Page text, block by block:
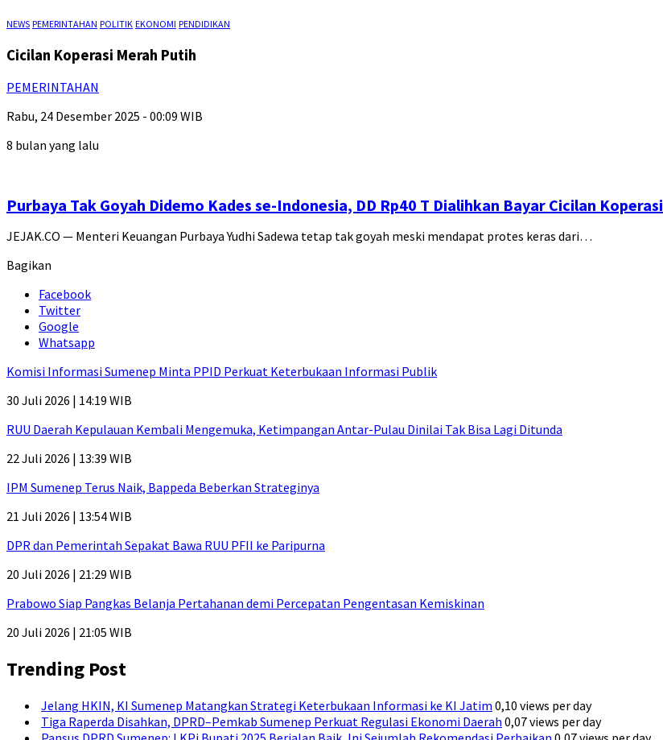
NEWS PEMERINTAHAN POLITIK EKONOMI PENDIDIKAN
Cicilan Koperasi Merah Putih
PEMERINTAHAN
Rabu, 24 Desember 2025 - 00:09 WIB
8 bulan yang lalu
Purbaya Tak Goyah Didemo Kades se-Indonesia, DD Rp40 T Dialihkan Bayar Cicilan Koperasi
JEJAK.CO — Menteri Keuangan Purbaya Yudhi Sadewa tetap tak goyah meski mendapat protes keras dari…
Bagikan
Facebook
Twitter
Google
Whatsapp
Komisi Informasi Sumenep Minta PPID Perkuat Keterbukaan Informasi Publik
30 Juli 2026 | 14:19 WIB
RUU Daerah Kepulauan Kembali Mengemuka, Ketimpangan Antar-Pulau Dinilai Tak Bisa Lagi Ditunda
22 Juli 2026 | 13:39 WIB
IPM Sumenep Terus Naik, Bappeda Beberkan Strateginya
21 Juli 2026 | 13:54 WIB
DPR dan Pemerintah Sepakat Bawa RUU PFII ke Paripurna
20 Juli 2026 | 21:29 WIB
Prabowo Siap Pangkas Belanja Pertahanan demi Percepatan Pengentasan Kemiskinan
20 Juli 2026 | 21:05 WIB
Trending Post
Jelang HKIN, KI Sumenep Matangkan Strategi Keterbukaan Informasi ke KI Jatim 0,10 views per day
Tiga Raperda Disahkan, DPRD–Pemkab Sumenep Perkuat Regulasi Ekonomi Daerah 0,07 views per day